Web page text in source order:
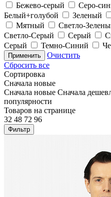
Бежево-серый
Серо-
Белый+голубой
Зеленый
Мятный
Светло-
Светло-Серый
Серый
Серый
Темно-Синий
Применить
Очистить
Сбросить все
Сортировка
Сначала новые
Сначала новые Сначала
популярности
Товаров на странице
32 48 72 96
Фильтр